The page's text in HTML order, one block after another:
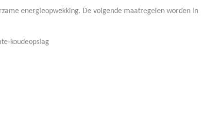
energieopwekking. De volgende maatregelen worden in
koudeopslag